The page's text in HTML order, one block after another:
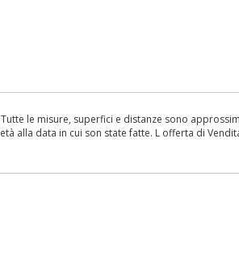
le misure, superfici e distanze sono
alla data in cui son state fatte. L offerta di